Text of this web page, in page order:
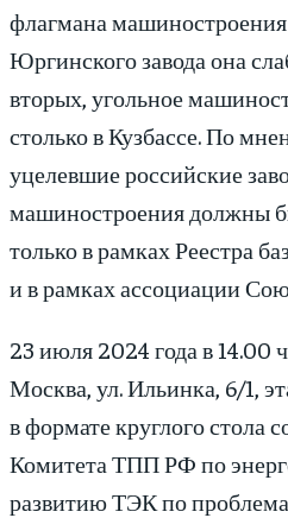
флагмана
Юргинского завода она
вторых, угольное
столько в Кузбассе. По
уцелевшие российские
машиностроения должны
только в рамках Реестра
и в рамках ассоциации
23 июля 2024 года в 14.00
Москва, ул. Ильинка, 6/1,
в формате круглого стола
Комитета ТПП РФ по
развитию ТЭК по